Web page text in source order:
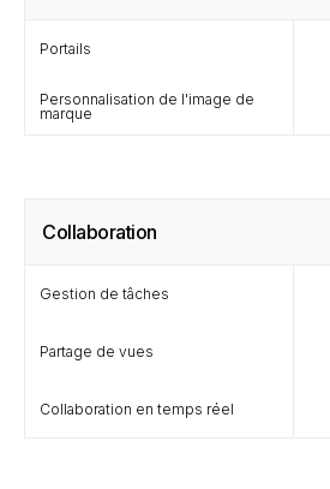
Portails
Personnalisation de l'image de
marque
Collaboration
Gestion de tâches
Partage de vues
Collaboration en temps réel